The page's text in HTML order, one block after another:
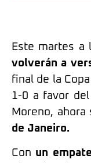
Este martes a
volverán a
final de la
1-0 a favor del
Moreno,
de Janeiro.
Con un